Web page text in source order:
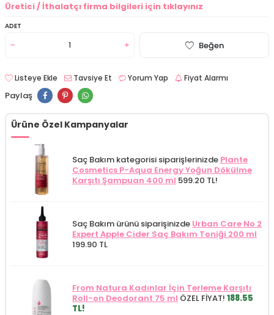
Üretici / İthalatçı firma bilgileri için tıklayınız
ADET
Beğen
Listeye Ekle Tavsiye Et Yorum Yap Fiyat Alarmı
Paylaş
Ürüne Özel Kampanyalar
Saç Bakım kategorisi siparişlerinizde Plante
Cosmetics P-Aqua Energy Yoğun Dökülme
Karşıtı Şampuan 400 ml 599.20 TL!
Saç Bakım ürünü siparişinizde Urban Care No 2
Expert Apple Cider Saç Bakım Toniği 200 ml
199.90 TL
From Natura Kadınlar İçin Terleme Karşıtı
Roll-on Deodorant 75 ml ÖZEL FİYAT! 188.55
TL!